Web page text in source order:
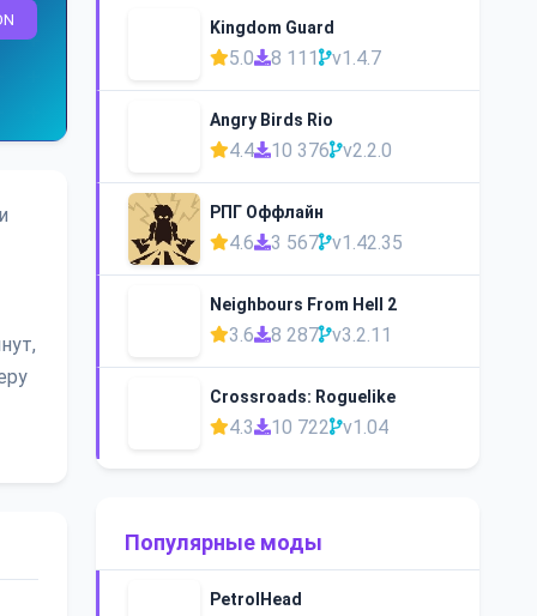
Kingdom Guard
5.0 8 111 v1.4.7
Angry Birds Rio
4.4 10 376 v2.2.0
РПГ Оффлайн
4.6 3 567 v1.42.35
Neighbours From Hell 2
3.6 8 287 v3.2.11
Crossroads: Roguelike
4.3 10 722 v1.04
Популярные моды
PetrolHead